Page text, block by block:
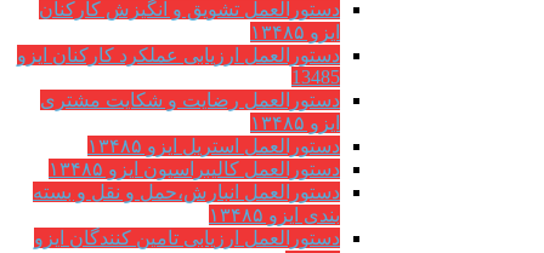
دستورالعمل تشویق و انگیزش کارکنان
ایزو ۱۳۴۸۵
دستورالعمل ارزیابی عملکرد کارکنان ایزو
13485
دستورالعمل رضایت و شکایت مشتری
ایزو ۱۳۴۸۵
دستورالعمل استریل ایزو ۱۳۴۸۵
دستورالعمل کالیبراسیون ایزو ۱۳۴۸۵
دستورالعمل انبارش،حمل و نقل و بسته
بندی ایزو ۱۳۴۸۵
دستورالعمل ارزیابی تامین کنندگان ایزو